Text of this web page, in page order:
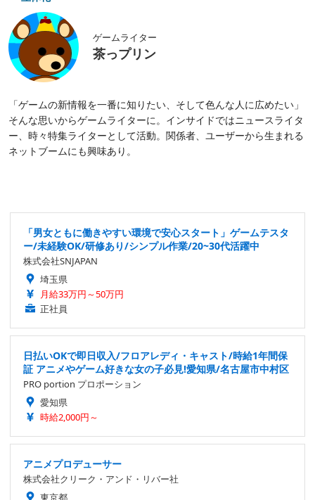
ゲームライター
茶っプリン
「ゲームの新情報を一番に知りたい、そして色んな人に広めたい」
そんな思いからゲームライターに。インサイドではニュースライタ
ー、時々特集ライターとして活動。関係者、ユーザーから生まれる
ネットブームにも興味あり。
「男女ともに働きやすい環境で安心スタート」ゲームテスタ
ー/未経験OK/研修あり/シンプル作業/20~30代活躍中
株式会社SNJAPAN
埼玉県
月給33万円～50万円
正社員
日払いOKで即日収入/フロアレディ・キャスト/時給1年間保
証 アニメやゲーム好きな女の子必見!愛知県/名古屋市中村区
PRO portion プロポーション
愛知県
時給2,000円～
アニメプロデューサー
株式会社クリーク・アンド・リバー社
東京都